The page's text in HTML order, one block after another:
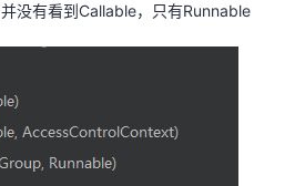
没有看到Callable，只有Runnable